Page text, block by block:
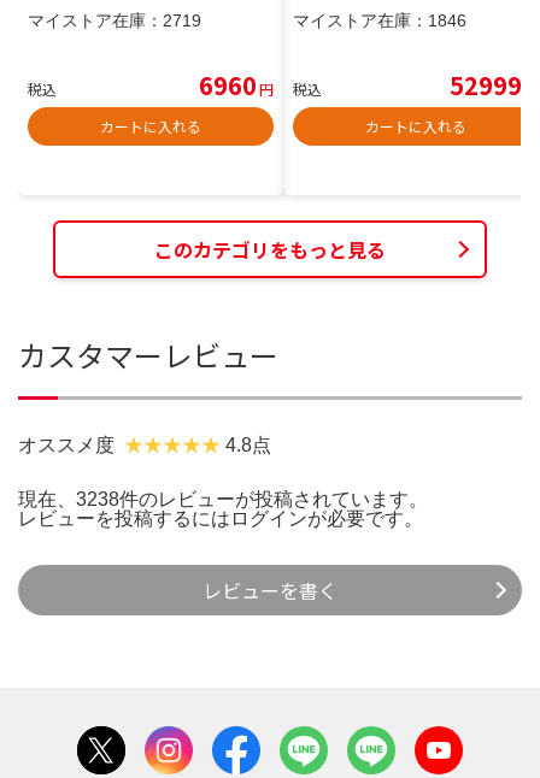
マイストア在庫： 2719
税込 6960円
カートに入れる
マイストア在庫： 1846
税込 52999
カートに入れる
このカテゴリをもっと見る
カスタマーレビュー
オススメ度 4.8点
現在、3238件のレビューが投稿されています。
レビューを投稿するには ログインが必要です。
レビューを書く